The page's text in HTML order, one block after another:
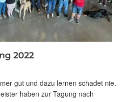
2022
gut und dazu lernen schadet nie.
haben zur Tagung nach